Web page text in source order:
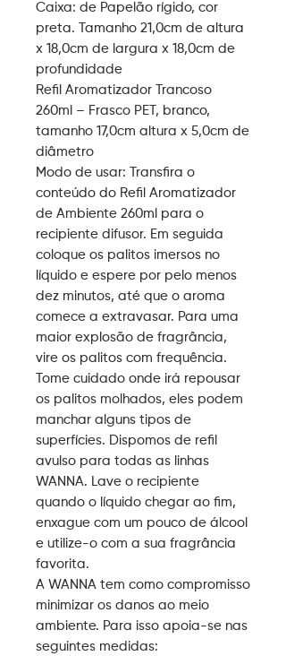
Caixa: de Papelão rígido, cor
preta. Tamanho 21,0cm de altura
x 18,0cm de largura x 18,0cm de
profundidade
Refil Aromatizador Trancoso
260ml – Frasco PET, branco,
tamanho 17,0cm altura x 5,0cm de
diâmetro
Modo de usar:
Transfira o
conteúdo do Refil Aromatizador
de Ambiente 260ml para o
recipiente difusor. Em seguida
coloque os palitos imersos no
líquido e espere por pelo menos
dez minutos, até que o aroma
comece a extravasar. Para uma
maior explosão de fragrância,
vire os palitos com frequência.
Tome cuidado onde irá repousar
os palitos molhados, eles podem
manchar alguns tipos de
superfícies. Dispomos de refil
avulso para todas as linhas
WANNA. Lave o recipiente
quando o líquido chegar ao fim,
enxague com um pouco de álcool
e utilize-o com a sua fragrância
favorita.
A WANNA tem como compromisso
minimizar os danos ao meio
ambiente. Para isso apoia-se nas
seguintes medidas: